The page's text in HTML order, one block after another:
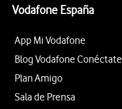
Vodafone España
App Mi Vodafone
Blog Vodafone Conéctate
Plan Amigo
Sala de Prensa